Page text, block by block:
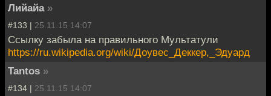
Лийайа »
#133 | 25.11.15 14:07
Ссылку забыла на правильного Мультатули
https://ru.wikipedia.org/wiki/Доувес_Деккер,_Эдуард
Tantos »
#134 | 25.11.15 14:07